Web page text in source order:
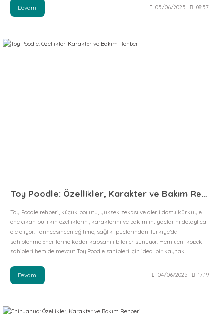
Devamı 05/06/2025 08:57
Toy Poodle: Özellikler, Karakter ve Bakım Rehberi
Toy Poodle rehberi, küçük boyutu, yüksek zekası ve alerji dostu kürküyle
öne çıkan bu ırkın özelliklerini, karakterini ve bakım ihtiyaçlarını detaylıca
ele alıyor. Tarihçesinden eğitime, sağlık ipuçlarından Türkiye’de
sahiplenme önerilerine kadar kapsamlı bilgiler sunuyor. Hem yeni köpek
sahipleri hem de mevcut Toy Poodle sahipleri için ideal bir kaynak.
Devamı 04/06/2025 17:19